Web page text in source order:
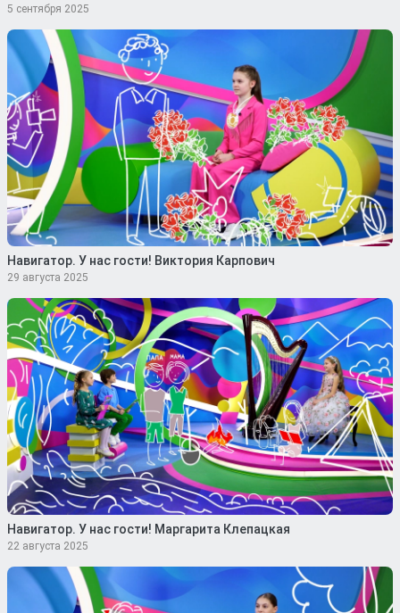
5 сентября 2025
Навигатор. У нас гости! Виктория Карпович
29 августа 2025
Навигатор. У нас гости! Маргарита Клепацкая
22 августа 2025